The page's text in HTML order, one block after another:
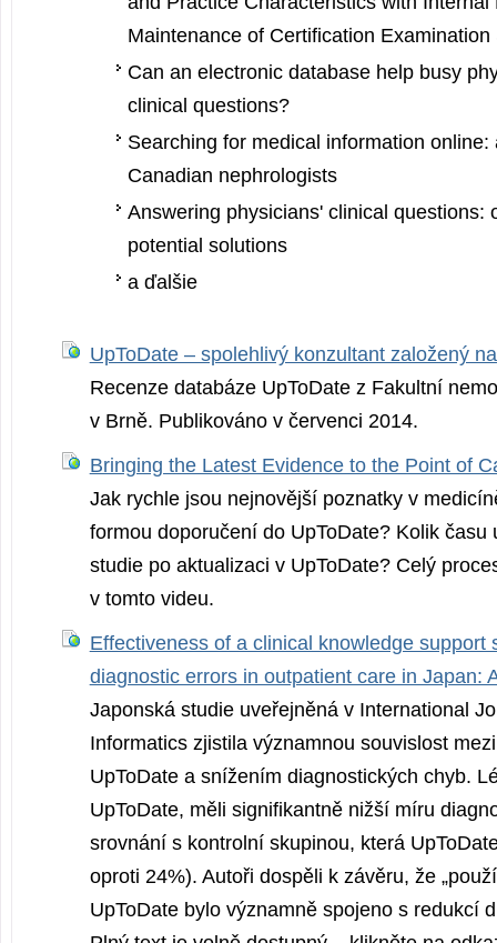
Maintenance of Certification Examination
Can an electronic database help busy
clinical questions?
Searching for medical information online:
Canadian nephrologists
Answering physicians' clinical questions:
potential solutions
a ďalšie
UpToDate – spolehlivý konzultant založený
Recenze databáze UpToDate z Fakultní
v Brně. Publikováno v červenci 2014.
Bringing the Latest Evidence to the Point of
Jak rychle jsou nejnovější poznatky v
formou doporučení do UpToDate? Kolik času
studie po aktualizaci v UpToDate? Celý
v tomto videu.
Effectiveness of a clinical knowledge support
diagnostic errors in outpatient care in Japan:
Japonská studie uveřejněná v International
Informatics zjistila významnou souvislost
UpToDate a snížením diagnostických chyb.
UpToDate, měli signifikantně nižší míru
srovnání s kontrolní skupinou, která
oproti 24%). Autoři dospěli k závěru, že
UpToDate bylo významně spojeno s redukcí